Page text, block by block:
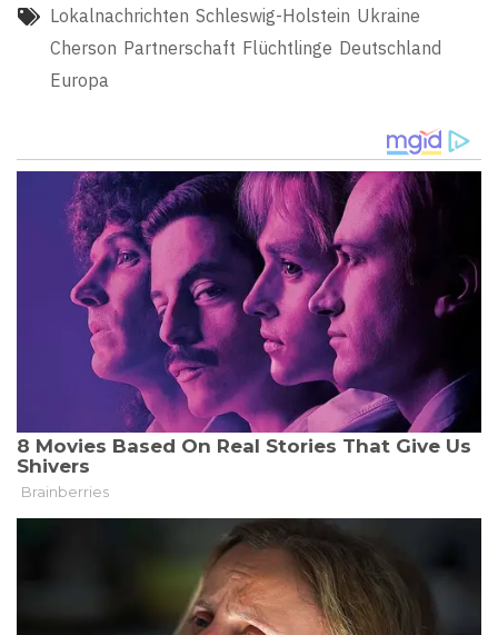
Lokalnachrichten Schleswig-Holstein Ukraine
Cherson Partnerschaft Flüchtlinge Deutschland
Europa